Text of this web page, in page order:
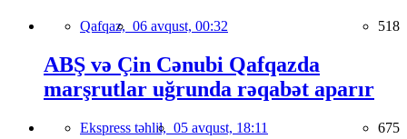
Qafqaz, 06 avqust, 00:32 518
ABŞ və Çin Cənubi Qafqazda
marşrutlar uğrunda rəqabət aparır
Ekspress təhlil, 05 avqust, 18:11 675